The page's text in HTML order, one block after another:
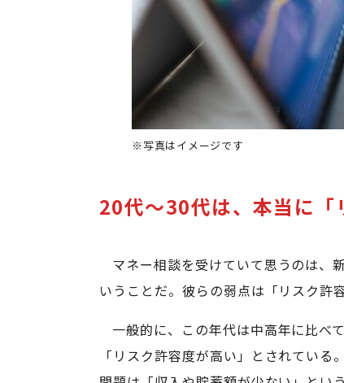
※写真はイメージです
20代～30代は、本当に「
マネー相談を受けていて思うのは、
いうことだ。彼らの弱点は「リスク許
一般的に、この年代は中高年に比べ
「リスク許容度が高い」とされてい